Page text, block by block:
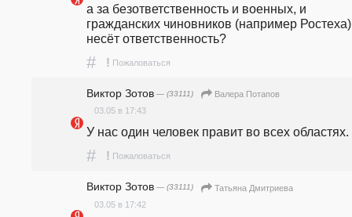
а за безответственность и военных, и
гражданских чиновников (например Ростеха)
несёт ответственность?
# ! Пожаловаться
Виктор Зотов — (33111)
Валера Потапов
03.05 в 17:43
У нас один человек правит во всех областях.
# ! Пожаловаться
Виктор Зотов — (33111)
Татьяна Дмитриева
03.05 в 17:42